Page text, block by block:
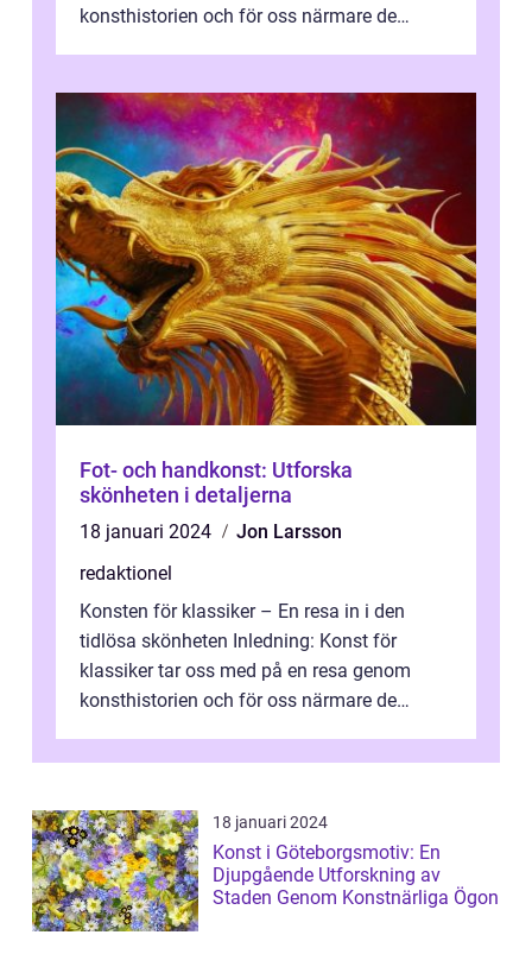
konsthistorien och för oss närmare de
Fot- och handkonst: Utforska
skönheten i detaljerna
18 januari 2024
Jon Larsson
redaktionel
Konsten för klassiker – En resa in i den
tidlösa skönheten Inledning: Konst för
klassiker tar oss med på en resa genom
konsthistorien och för oss närmare de
18 januari 2024
Konst i Göteborgsmotiv: En
Djupgående Utforskning av
Staden Genom Konstnärliga Ögon